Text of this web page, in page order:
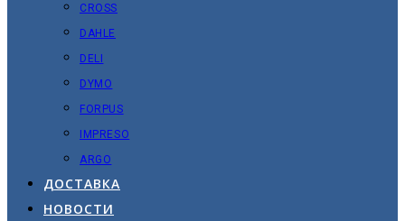
CROSS
DAHLE
DELI
DYMO
FORPUS
IMPRESO
ARGO
ДОСТАВКА
НОВОСТИ